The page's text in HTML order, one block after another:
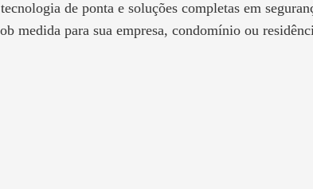
de ponta e soluções completas em
medida para sua empresa, condomínio ou